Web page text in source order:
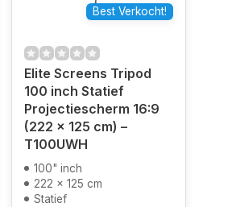
Best Verkocht!
Elite Screens Tripod
100 inch Statief
Projectiescherm 16:9
(222 x 125 cm) –
T100UWH
100" inch
222 x 125 cm
Statief